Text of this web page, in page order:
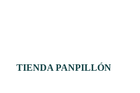
TIENDA PANPILLÓN